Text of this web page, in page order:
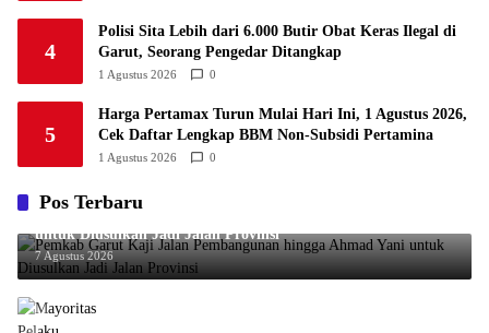
4
Polisi Sita Lebih dari 6.000 Butir Obat Keras Ilegal di
Garut, Seorang Pengedar Ditangkap
1 Agustus 2026 0
5
Harga Pertamax Turun Mulai Hari Ini, 1 Agustus 2026,
Cek Daftar Lengkap BBM Non-Subsidi Pertamina
1 Agustus 2026 0
Pos Terbaru
Pemkab Garut Kaji Jalan Pembangunan hingga Ahmad Yani
untuk Diusulkan Jadi Jalan Provinsi
7 Agustus 2026